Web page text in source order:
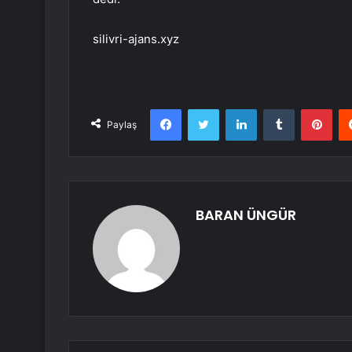
silivri-ajans.xyz
Paylaş
FacebookTwitter LinkedInTumblr
BARAN ÜNGÜR